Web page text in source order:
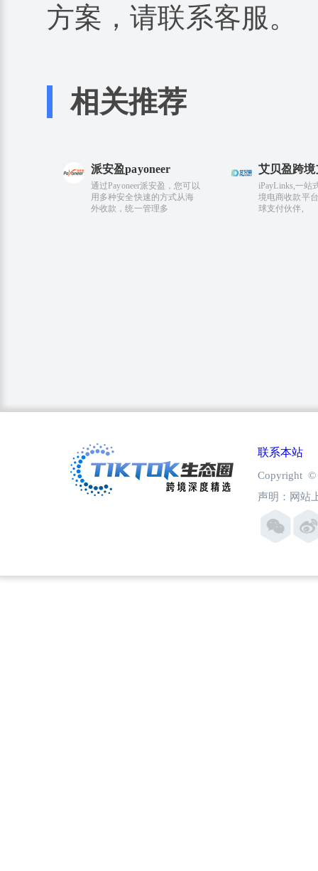
方案，请联系客服。
相关推荐
派安盈payoneer
通过Payoneer派安盈，您可以
用多种安全快速的方式从海
外收款，统一管理多
艾贝盈跨境
iPayLinks,一站
境电商收款平
球支付伙伴,
联系本站
Copyright ©
声明：网站